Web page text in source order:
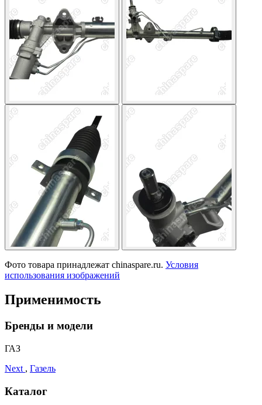
Фото товара принадлежат chinaspare.ru. Условия
использования изображений
Применимость
Бренды и модели
ГАЗ
Next , Газель
Каталог